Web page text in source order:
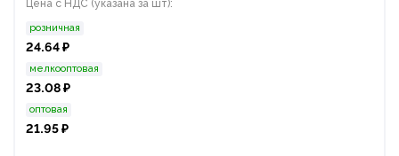
Цена с НДС (указана за шт):
розничная
24.64 ₽
мелкооптовая
23.08 ₽
оптовая
21.95 ₽